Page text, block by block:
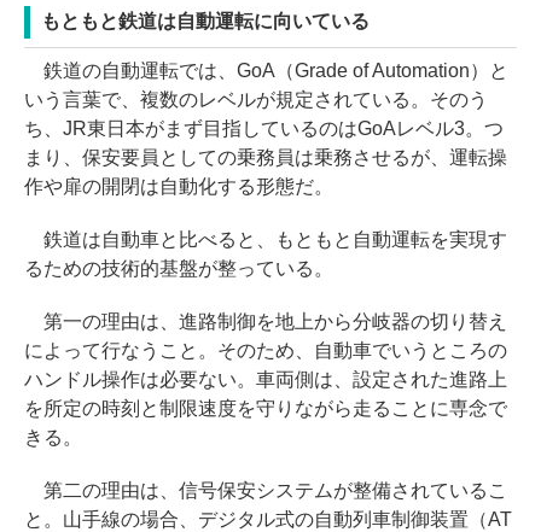
もともと鉄道は自動運転に向いている
鉄道の自動運転では、GoA（Grade of Automation）と
いう言葉で、複数のレベルが規定されている。そのう
ち、JR東日本がまず目指しているのはGoAレベル3。つ
まり、保安要員としての乗務員は乗務させるが、運転操
作や扉の開閉は自動化する形態だ。
鉄道は自動車と比べると、もともと自動運転を実現す
るための技術的基盤が整っている。
第一の理由は、進路制御を地上から分岐器の切り替え
によって行なうこと。そのため、自動車でいうところの
ハンドル操作は必要ない。車両側は、設定された進路上
を所定の時刻と制限速度を守りながら走ることに専念で
きる。
第二の理由は、信号保安システムが整備されているこ
と。山手線の場合、デジタル式の自動列車制御装置（AT